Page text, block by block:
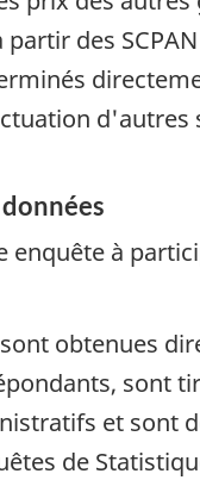
partir des
d'autres
enquête à
obtenues
sont
et sont
de